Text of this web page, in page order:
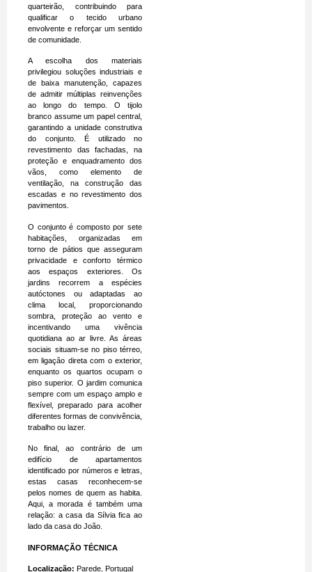
quarteirão, contribuindo para
qualificar o tecido urbano
envolvente e reforçar um sentido
de comunidade.
A escolha dos materiais
privilegiou soluções industriais e
de baixa manutenção, capazes
de admitir múltiplas reinvenções
ao longo do tempo. O tijolo
branco assume um papel central,
garantindo a unidade construtiva
do conjunto. É utilizado no
revestimento das fachadas, na
proteção e enquadramento dos
vãos, como elemento de
ventilação, na construção das
escadas e no revestimento dos
pavimentos.
O conjunto é composto por sete
habitações, organizadas em
torno de pátios que asseguram
privacidade e conforto térmico
aos espaços exteriores. Os
jardins recorrem a espécies
autóctones ou adaptadas ao
clima local, proporcionando
sombra, proteção ao vento e
incentivando uma vivência
quotidiana ao ar livre. As áreas
sociais situam-se no piso térreo,
em ligação direta com o exterior,
enquanto os quartos ocupam o
piso superior. O jardim comunica
sempre com um espaço amplo e
flexível, preparado para acolher
diferentes formas de convivência,
trabalho ou lazer.
No final, ao contrário de um
edifício de apartamentos
identificado por números e letras,
estas casas reconhecem-se
pelos nomes de quem as habita.
Aqui, a morada é também uma
relação: a casa da Sílvia fica ao
lado da casa do João.
INFORMAÇÃO TÉCNICA
Localização: Parede, Portugal